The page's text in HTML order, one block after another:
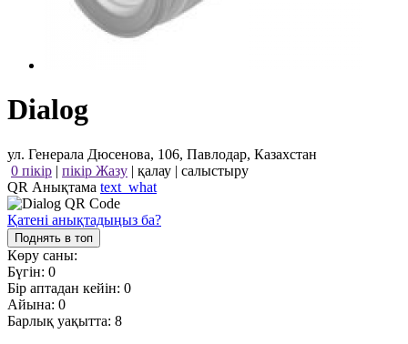
Dialog
ул. Генерала Дюсенова, 106, Павлодар, Казахстан
0 пікір | пікір Жазу | қалау | салыстыру
QR Анықтама text_what
Қатені анықтадыңыз ба?
Поднять в топ
Көру саны:
Бүгін: 0
Бір аптадан кейін: 0
Айына: 0
Барлық уақытта: 8